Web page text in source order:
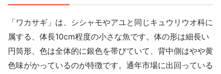
「ワカサギ」は、シシャモやアユと同じキュウリウオ科に
属する、体長10cm程度の小さな魚です。体の形は細長い
円筒形、色は全体的に銀色を帯びていて、背中側はやや黄
色味がかっているのが特徴です。通年市場に出回っている